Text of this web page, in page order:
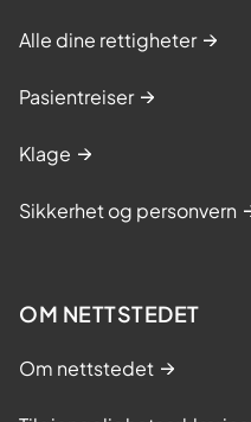
Alle dine rettigheter
Pasientreiser
Klage
Sikkerhet og personvern
OM NETTSTEDET
Om nettstedet